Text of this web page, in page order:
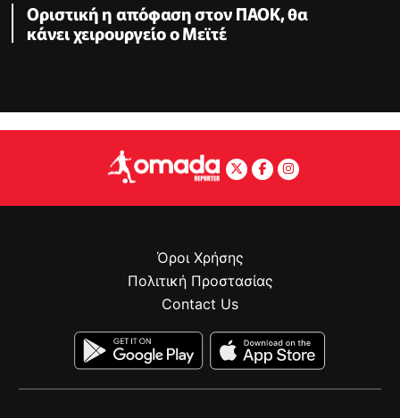
Οριστική η απόφαση στον ΠΑΟΚ, θα
κάνει χειρουργείο ο Μεϊτέ
Όροι Χρήσης
Πολιτική Προστασίας
Contact Us